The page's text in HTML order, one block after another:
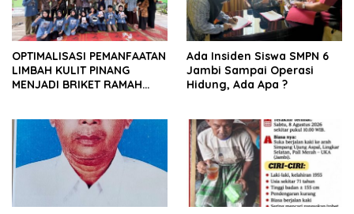
OPTIMALISASI PEMANFAATAN
LIMBAH KULIT PINANG
MENJADI BRIKET RAMAH
EKONOMI MASYARAKAT DESA
KUNANGAN
Ada Insiden Siswa SMPN 6
Jambi Sampai Operasi
Hidung, Ada Apa ?